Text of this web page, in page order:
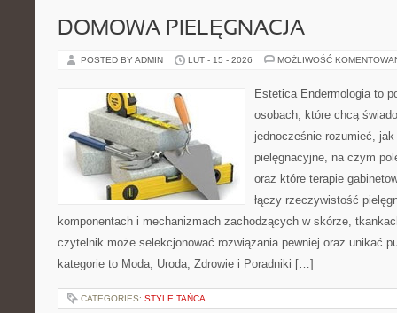
DOMOWA PIELĘGNACJA
POSTED BY ADMIN LUT - 15 - 2026 MOŻLIWOŚĆ
Estetica Endermologia to
osobach, które chcą
jednocześnie rozumieć, jak
pielęgnacyjne, na czym
oraz które terapie
łączy rzeczywistość
komponentach i mechanizmach zachodzących w skórze,
czytelnik może selekcjonować rozwiązania pewniej oraz unikać
kategorie to Moda, Uroda, Zdrowie i Poradniki […]
CATEGORIES: STYLE TAŃCA